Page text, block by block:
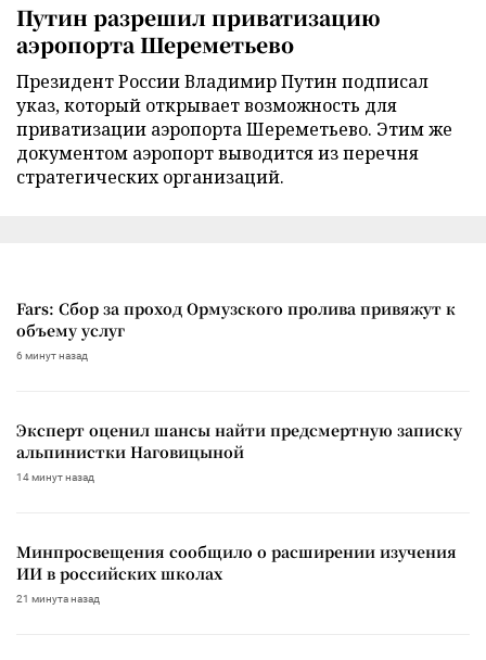
Путин разрешил приватизацию
аэропорта Шереметьево
Президент России Владимир Путин подписал
указ, который открывает возможность для
приватизации аэропорта Шереметьево. Этим же
документом аэропорт выводится из перечня
стратегических организаций.
Fars: Сбор за проход Ормузского пролива привяжут к
объему услуг
6 минут назад
Эксперт оценил шансы найти предсмертную записку
альпинистки Наговицыной
14 минут назад
Минпросвещения сообщило о расширении изучения
ИИ в российских школах
21 минута назад